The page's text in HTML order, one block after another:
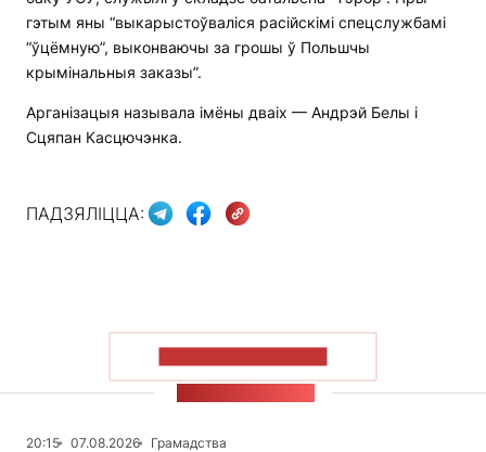
гэтым яны “выкарыстоўваліся расійскімі спецслужбамі
“ўцёмную”, выконваючы за грошы ў Польшчы
крымінальныя заказы”.
Арганізацыя называла імёны дваіх — Андрэй Белы і
Сцяпан Касцючэнка.
ПАДЗЯЛІЦЦА:
20:15 07.08.2026
Грамадства